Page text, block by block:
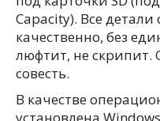
Capacity). Все
качественно, без
люфтит, не скрипит.
совесть.
В качестве